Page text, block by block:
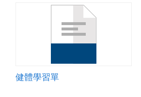
健體學習單